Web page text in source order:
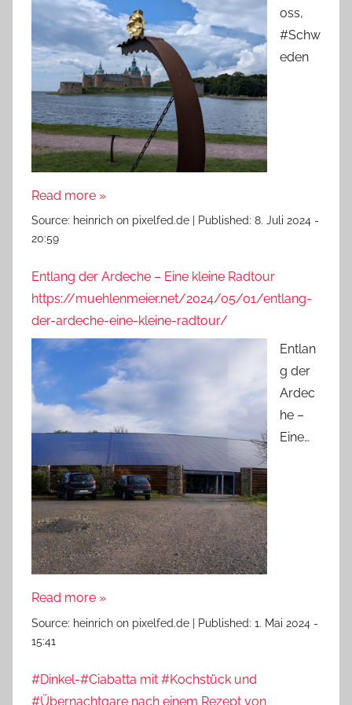
oss,
#Schw
eden
Read more »
Source: heinrich on pixelfed.de Published: 8. Juli 2024 -
20:59
Entlang der Ardeche – Eine kleine Radtour
https://muehlenmeier.net/2024/05/01/entlang-
der-ardeche-eine-kleine-radtour/
Entlan
g der
Ardec
he –
Eine…
Read more »
Source: heinrich on pixelfed.de Published: 1. Mai 2024 -
15:41
#Dinkel-#Ciabatta mit #Kochstück und
#Übernachtgare nach einem Rezept von